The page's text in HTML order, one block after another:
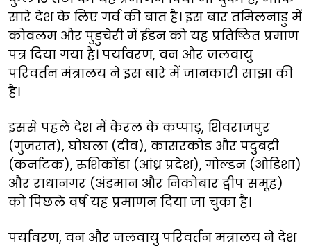
सारे देश के लिए गर्व की बात है। इस बार तमिलनाडु में
कोवलम और पुडुचेरी में ईडन को यह प्रतिष्ठित प्रमाण
पत्र दिया गया है। पर्यावरण, वन और जलवायु
परिवर्तन मंत्रालय ने इस बारे में जानकारी साझा की
है।
इससे पहले देश में केरल के कप्पाड़, शिवराजपुर
(गुजरात), घोघला (दीव), कासरकोड और पदुबद्री
(कर्नाटक), रुशिकोंडा (आंध्र प्रदेश), गोल्डन (ओडिशा)
और राधानगर (अंडमान और निकोबार द्वीप समूह)
को पिछले वर्ष यह प्रमाणन दिया जा चुका है।
पर्यावरण, वन और जलवायु परिवर्तन मंत्रालय ने देश